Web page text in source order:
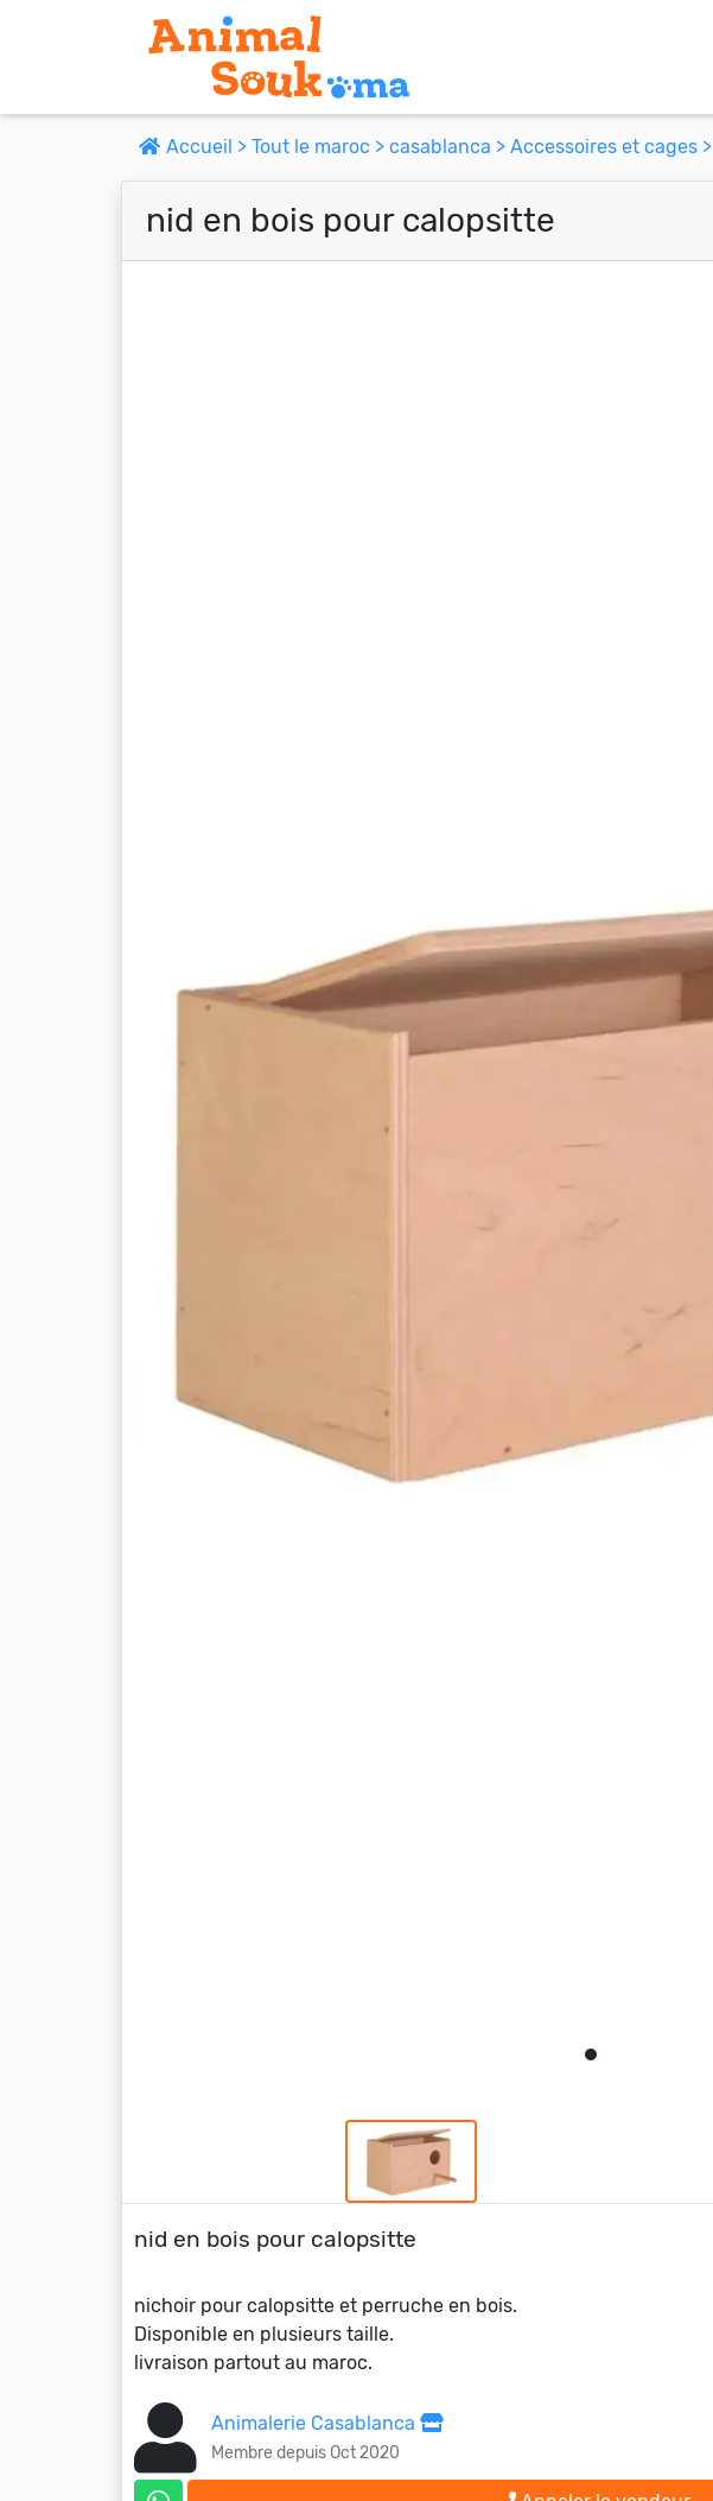
Accueil > Tout le maroc > casablanca > Accessoires et cages >
nid en bois pour calopsitte
nid en bois pour calopsitte
nichoir pour calopsitte et perruche en bois.
Disponible en plusieurs taille.
livraison partout au maroc.
Animalerie Casablanca
Membre depuis Oct 2020